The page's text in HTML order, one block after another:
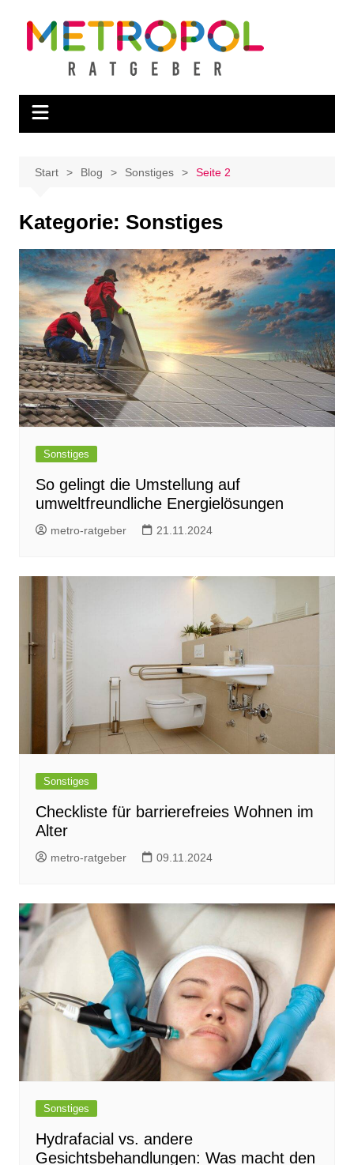
Inhalt
springen
Start Blog Sonstiges Seite 2
Kategorie: Sonstiges
Sonstiges
So gelingt die Umstellung auf
umweltfreundliche Energielösungen
metro-ratgeber 21.11.2024
Sonstiges
Checkliste für barrierefreies Wohnen im
Alter
metro-ratgeber 09.11.2024
Sonstiges
Hydrafacial vs. andere
Gesichtsbehandlungen: Was macht den